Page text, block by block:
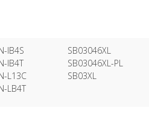
IB4S
IB4T
L13C
LB4T
SB03046XL
SB03046XL-PL
SB03XL